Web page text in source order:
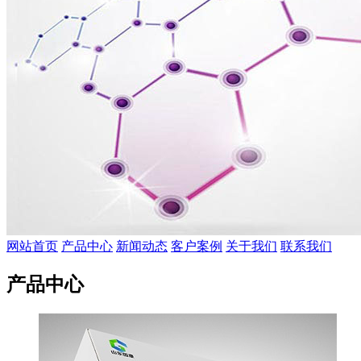
网站首页 产品中心 新闻动态 客户案例 关于我们 联系我们
产品中心